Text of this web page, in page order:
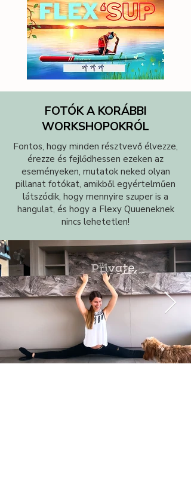
FOTÓK A KORÁBBI
WORKSHOPOKRÓL
Fontos, hogy minden résztvevő élvezze,
érezze és fejlődhessen ezeken az
eseményeken, mutatok neked olyan
pillanat fotókat, amikből egyértelműen
látszódik, hogy mennyire szuper is a
hangulat, és hogy a Flexy Quueneknek
nincs lehetetlen!